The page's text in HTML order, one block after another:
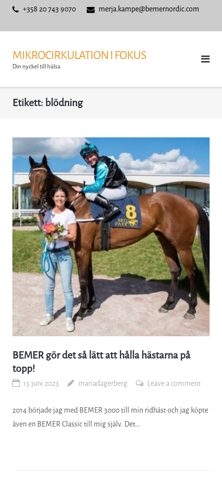
+358 20 743 9070 merja.kampe@bemernordic.com
MIKROCIRKULATION I FOKUS
Din nyckel till hälsa
Etikett:blödning
BEMER gör det så lätt att hålla hästarna på
topp!
15 juni 2023 mariadagerberg Leave a comment
2014 började jag med BEMER 3000 till min ridhäst och jag köpte
även en BEMER Classic till mig själv. Det…